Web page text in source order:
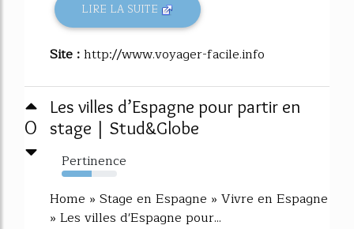
LIRE LA SUITE
Site :http://www.voyager-facile.info
0
Les villes d’Espagne pour partir en
stage | Stud&Globe
Pertinence
54%
Home » Stage en Espagne » Vivre en Espagne
» Les villes d'Espagne pour...